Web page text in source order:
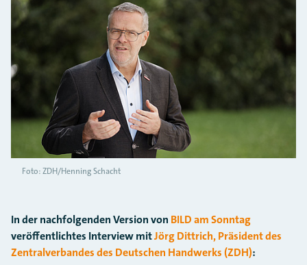
Foto: ZDH/Henning Schacht
In der nachfolgenden Version von BILD am Sonntag
veröffentlichtes Interview mitJörg Dittrich, Präsident des
Zentralverbandes des Deutschen Handwerks (ZDH):